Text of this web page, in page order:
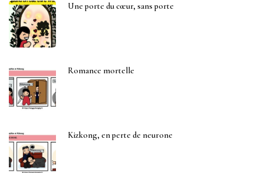
Une porte du cœur, sans porte
Romance mortelle
Kizkong, en perte de neurone